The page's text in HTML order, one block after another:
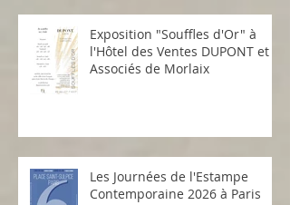
Exposition "Souffles d'Or" à
l'Hôtel des Ventes DUPONT et
Associés de Morlaix
Les Journées de l'Estampe
Contemporaine 2026 à Paris